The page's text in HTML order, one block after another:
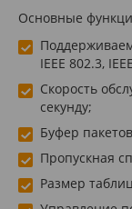
Основные
IEEE 802.3,
Скорость
секунду;
Буфер
Пропускная
Размер